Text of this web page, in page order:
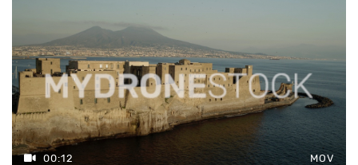
00:12 MOV